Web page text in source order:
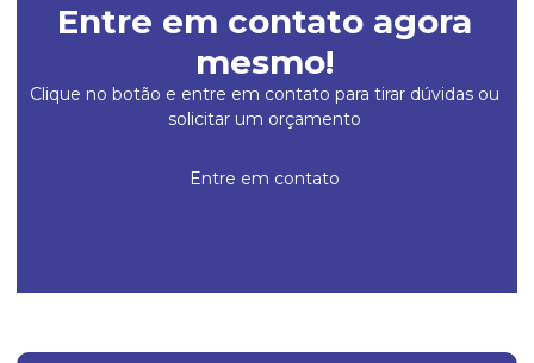
Entre em contato agora
mesmo!
Clique no botão e entre em contato para tirar dúvidas ou
solicitar um orçamento
Entre em contato